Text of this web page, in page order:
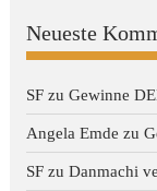
Neueste
SF zuGewinne
Angela Emde zu
SF zuDanmachi